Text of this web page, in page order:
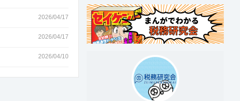
2026/04/17
2026/04/17
2026/04/10